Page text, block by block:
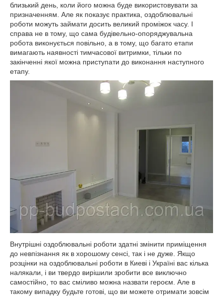
близький день, коли його можна буде використовувати за
призначенням. Але як показує практика, оздоблювальні
роботи можуть займати досить великий проміжок часу. І
справа не в тому, що сама будівельно-опоряджувальна
робота виконується повільно, а в тому, що багато етапи
вимагають наявності тимчасової витримки, тільки по
закінченні якої можна приступати до виконання наступного
етапу.
Внутрішні оздоблювальні роботи здатні змінити приміщення
до невпізнання як в хорошому сенсі, так і не дуже. Якщо
розцінки на оздоблювальні роботи в Киеві і Україні вас кілька
налякали, і ви твердо вирішили зробити все виключно
самостійно, то вас сміливо можна назвати героєм. Але в
такому випадку будьте готові, що ви можете отримати зовсім